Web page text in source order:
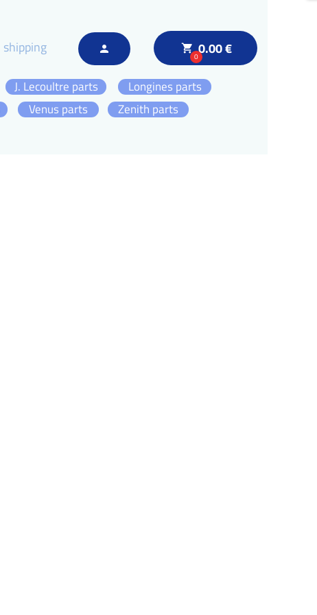
local_grocery_store
00.00 €
person
shipping
Zenith parts
Longines parts
J. Lecoultre parts
Venus parts